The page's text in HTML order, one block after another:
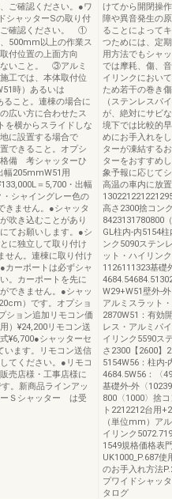
ご確認ください。●ワ
シャッターSの取り付
ご確認ください。 ①
500mm以上の作業ス
付位置の上面方向
ないこと。 ③アルミ
工では、本体取付位
時）あるいは
こと。連棟の場合に
広い方に合わせたス
横からスライドしな
に設置する場合で
できること。オプシ
備 考シャッターひ
幅205mmW51用
＝5,700・出幅
シャイングレー色の
きません。●シャッタ
吹き込むことがあり
てお願いします。●シ
に独立して取り付け
せん。連棟に取り付け
カーポートは必ずシャ
。カーポートを先に
できません。●シャッ
）です。オプショ
ション追加リモコン価
¥24,200リモコン送
¥6,700●シャッターセ
います。リモコン送信
てください。●リモコ
売店様・工事店様に
。新商品ラインアッ
ーＳシャッター は受
けてから開閉操
障や異音発生の
ることによって
つためには、定
用方法でもシャ
では摩耗、傷、
イリンクにおい
ため若干の巻き
（ステンレスパ
が、絶対にサビ
境下では比較的
めにお手入れを
ターが凍結する
ターをおすすめ
象予報に応じて
高温の車内に放
高さ2300捨コン
8423131780800
GL柱内-内5154
ンク5090ステン
ット・ハイリン
1126111323基礎
W29+W51壁外-
アルミスラット
2870W51：有効
レス・アルミパ
イリンク5590ス
さ2300【2600】
5154W56：柱内-
4684.5W56：〈
基礎外-外〈
800〈1000〉捨
ト2212212台用
（単位mm）ア
イリンク
1549規格価格表
UK1000_P.687
のお手入れ方法
プワイドシャッ
タログ